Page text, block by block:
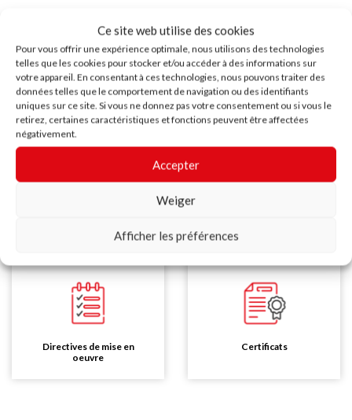
Ce site web utilise des cookies
Pour vous offrir une expérience optimale, nous utilisons des technologies
telles que les cookies pour stocker et/ou accéder à des informations sur
votre appareil. En consentant à ces technologies, nous pouvons traiter des
données telles que le comportement de navigation ou des identifiants
uniques sur ce site. Si vous ne donnez pas votre consentement ou si vous le
retirez, certaines caractéristiques et fonctions peuvent être affectées
négativement.
Accepter
Weiger
Afficher les préférences
Tous lesdocumentsen un seul
endroit
Directives de mise en
oeuvre
Certificats